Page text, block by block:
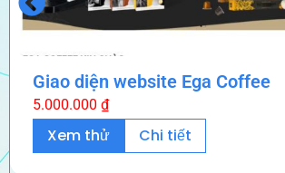
Giao diện website Ega Coffee
5.000.000 ₫
Xem thử Chi tiết